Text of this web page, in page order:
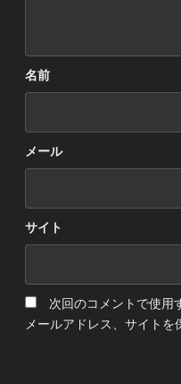
名前
メール
サイト
次回のコメントで使用
メールアドレス、サイトを